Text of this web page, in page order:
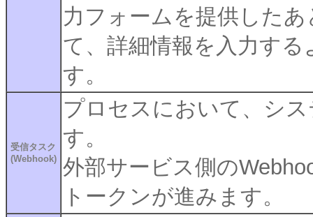
力フォームを提供した
て、詳細情報を入力す
す。
受信タスク
(Webhook)
プロセスにおいて、シ
す。
外部サービス側の
トークンが進みます。